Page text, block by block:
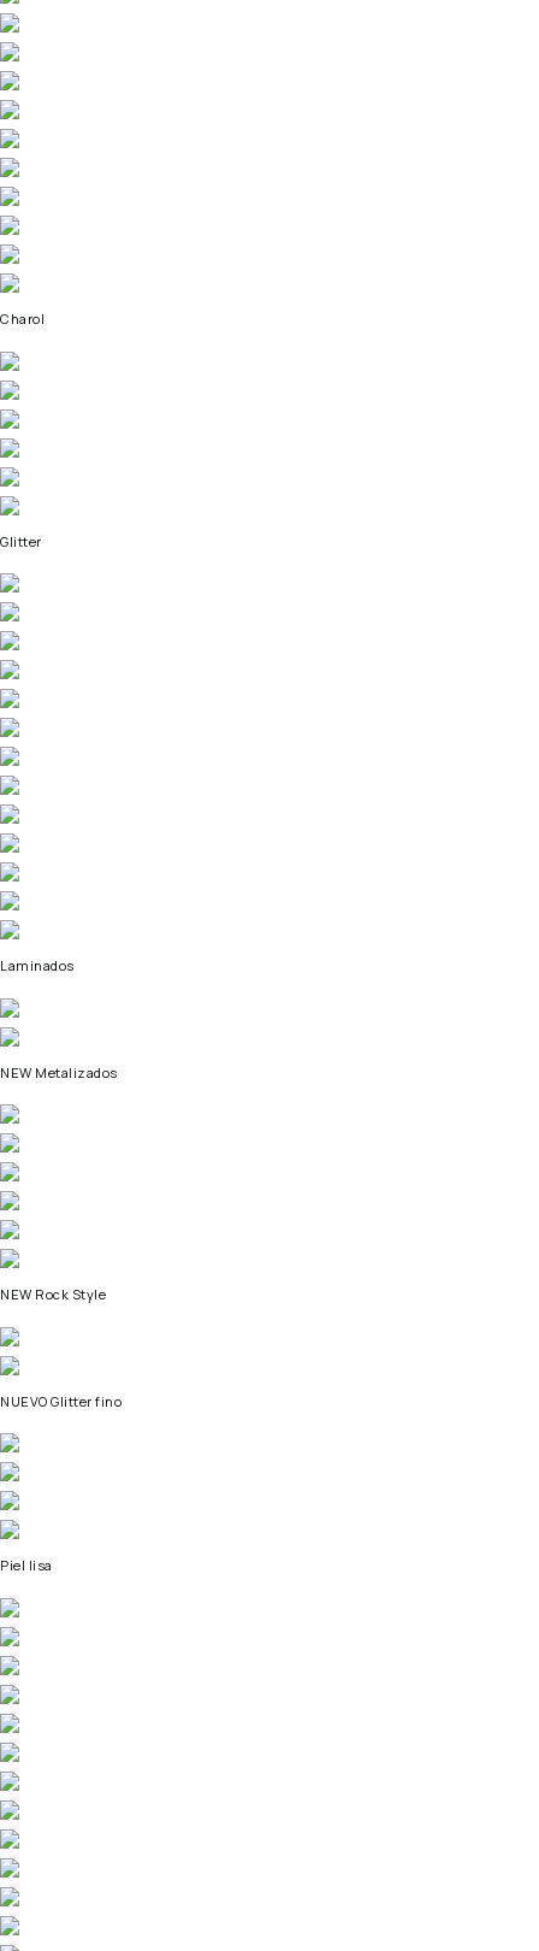
Charol
Glitter
Laminados
NEW Metalizados
NEW Rock Style
NUEVO Glitter fino
Piel lisa